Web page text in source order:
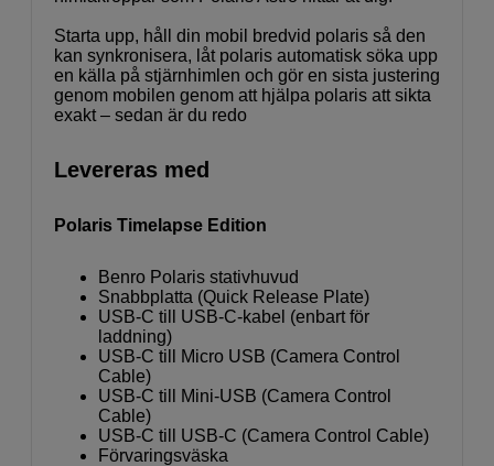
Starta upp, håll din mobil bredvid polaris så den
kan synkronisera, låt polaris automatisk söka upp
en källa på stjärnhimlen och gör en sista justering
genom mobilen genom att hjälpa polaris att sikta
exakt – sedan är du redo
Levereras med
Polaris Timelapse Edition
Benro Polaris stativhuvud
Snabbplatta (Quick Release Plate)
USB-C till USB-C-kabel (enbart för
laddning)
USB-C till Micro USB (Camera Control
Cable)
USB-C till Mini-USB (Camera Control
Cable)
USB-C till USB-C (Camera Control Cable)
Förvaringsväska